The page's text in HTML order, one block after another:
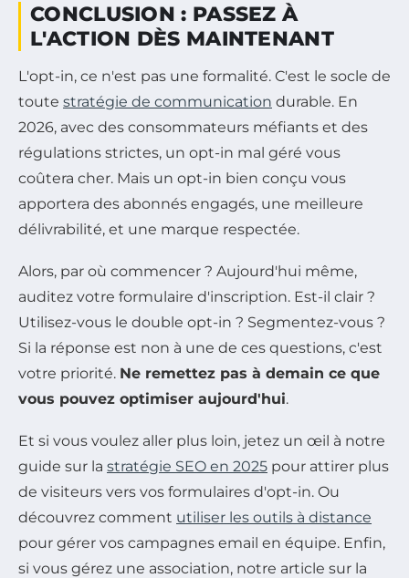
CONCLUSION : PASSEZ À
L'ACTION DÈS MAINTENANT
L'opt-in, ce n'est pas une formalité. C'est le socle de
toute stratégie de communication durable. En
2026, avec des consommateurs méfiants et des
régulations strictes, un opt-in mal géré vous
coûtera cher. Mais un opt-in bien conçu vous
apportera des abonnés engagés, une meilleure
délivrabilité, et une marque respectée.
Alors, par où commencer ? Aujourd'hui même,
auditez votre formulaire d'inscription. Est-il clair ?
Utilisez-vous le double opt-in ? Segmentez-vous ?
Si la réponse est non à une de ces questions, c'est
votre priorité. Ne remettez pas à demain ce que
vous pouvez optimiser aujourd'hui.
Et si vous voulez aller plus loin, jetez un œil à notre
guide sur la stratégie SEO en 2025 pour attirer plus
de visiteurs vers vos formulaires d'opt-in. Ou
découvrez comment utiliser les outils à distance
pour gérer vos campagnes email en équipe. Enfin,
si vous gérez une association, notre article sur la